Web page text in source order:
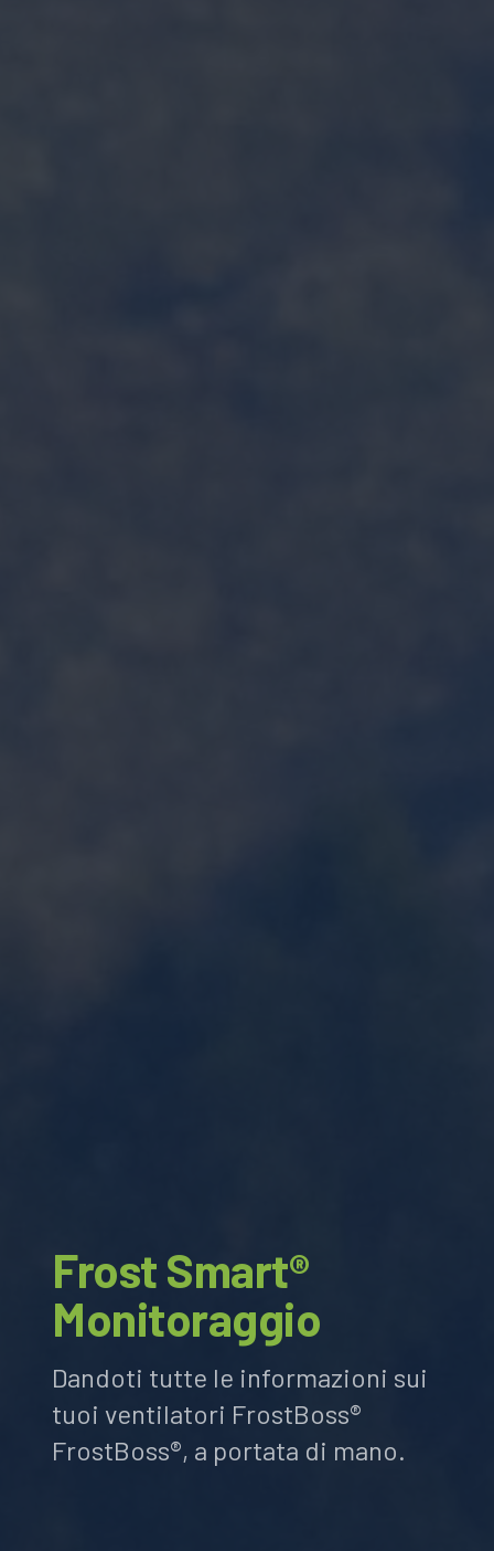
Frost Smart®
Monitoraggio
Dandoti tutte le informazioni sui
tuoi ventilatori FrostBoss®
FrostBoss®, a portata di mano.